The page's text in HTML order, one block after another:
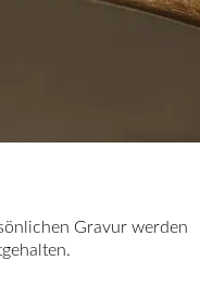
Gravur werden